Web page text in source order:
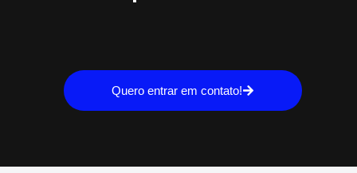
Quero entrar em contato!